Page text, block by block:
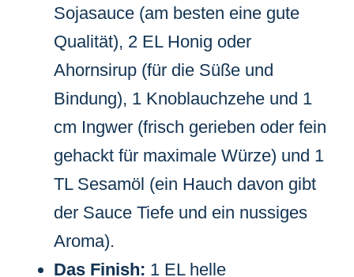
Sojasauce (am besten eine gute
Qualität), 2 EL Honig oder
Ahornsirup (für die Süße und
Bindung), 1 Knoblauchzehe und 1
cm Ingwer (frisch gerieben oder fein
gehackt für maximale Würze) und 1
TL Sesamöl (ein Hauch davon gibt
der Sauce Tiefe und ein nussiges
Aroma).
Das Finish: 1 EL helle